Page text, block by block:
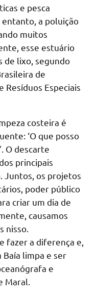
e pesca
a poluição
muitos
esse estuário
de lixo, segundo
de
Resíduos Especiais
costeira é
‘O que posso
O descarte
principais
Juntos, os projetos
poder público
criar um dia de
causamos
nisso.
fazer a diferença e,
limpa e ser
e
Maral.